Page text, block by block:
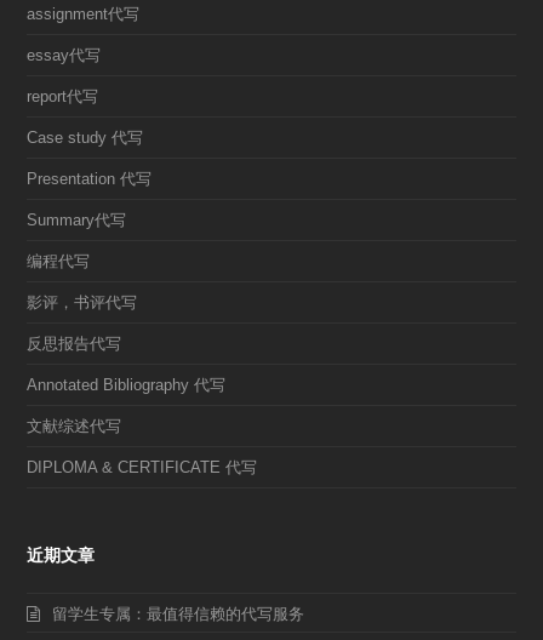
assignment代写
essay代写
report代写
Case study 代写
Presentation 代写
Summary代写
编程代写
影评，书评代写
反思报告代写
Annotated Bibliography 代写
文献综述代写
DIPLOMA & CERTIFICATE 代写
近期文章
留学生专属：最值得信赖的代写服务